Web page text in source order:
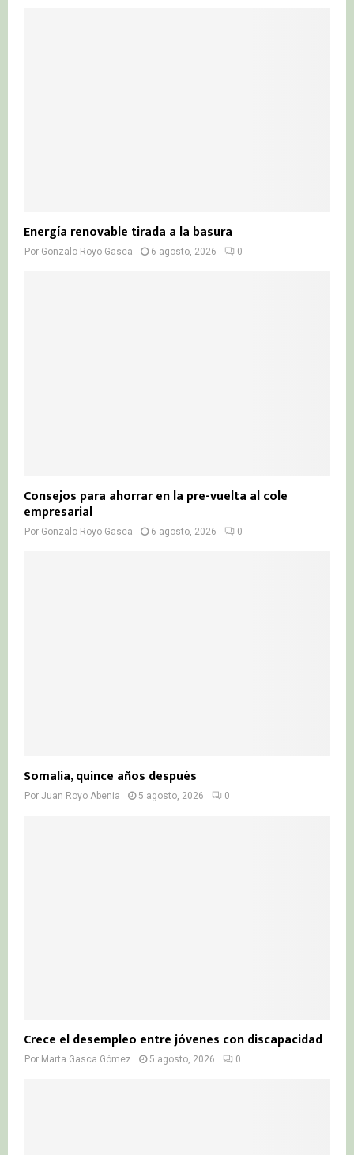
Energía renovable tirada a la basura
Por Gonzalo Royo Gasca 6 agosto, 2026 0
Consejos para ahorrar en la pre-vuelta al cole
empresarial
Por Gonzalo Royo Gasca 6 agosto, 2026 0
Somalia, quince años después
Por Juan Royo Abenia 5 agosto, 2026 0
Crece el desempleo entre jóvenes con discapacidad
Por Marta Gasca Gómez 5 agosto, 2026 0